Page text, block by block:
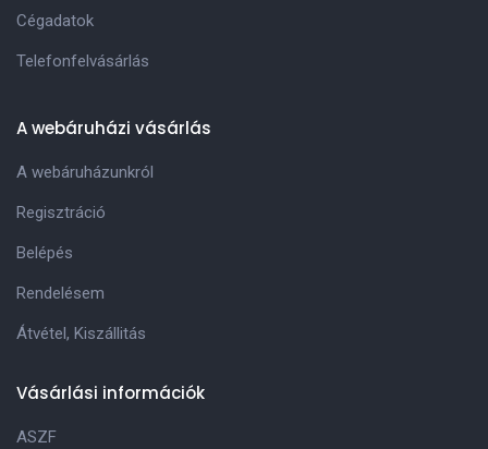
Cégadatok
Telefonfelvásárlás
A webáruházi vásárlás
A webáruházunkról
Regisztráció
Belépés
Rendelésem
Átvétel, Kiszállitás
Vásárlási információk
ASZF